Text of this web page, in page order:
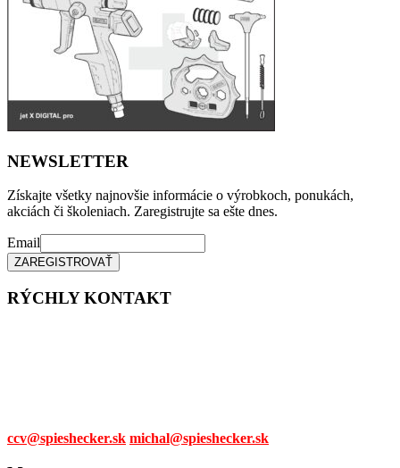
NEWSLETTER
Získajte všetky najnovšie informácie o výrobkoch, ponukách,
akciách či školeniach. Zaregistrujte sa ešte dnes.
Email
RÝCHLY KONTAKT
ccv@spieshecker.sk michal@spieshecker.sk